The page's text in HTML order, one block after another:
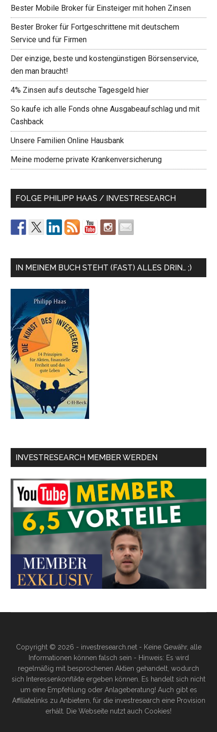
Bester Mobile Broker für Einsteiger mit hohen Zinsen
Bester Broker für Fortgeschrittene mit deutschem
Service und für Firmen
Der einzige, beste und kostengünstigen Börsenservice,
den man braucht!
4% Zinsen aufs deutsche Tagesgeld hier
So kaufe ich alle Fonds ohne Ausgabeaufschlag und mit
Cashback
Unsere Familien Online Hausbank
Meine moderne private Krankenversicherung
FOLGE PHILIPP HAAS / INVESTRESEARCH
IN MEINEM BUCH STEHT (FAST) ALLES DRIN… ;)
INVESTRESEARCH MEMBER WERDEN
Copyright © 2026 - investresearch.net - Keine Gewähr, alle
Informationen können falsch sein - Hinweis: Es wird
regelmäßig mit besprochenen Aktien gehandelt, wodurch
sich Interessenkonflikte ergeben können. Es handelt sich nicht
um eine Empfehlung oder Anlageberatung! Auch gibt es
Affiliatelinks zu Anbietern, für die investresearch eine Provision
erhält. Die Webseite nutzt auch Cookies!